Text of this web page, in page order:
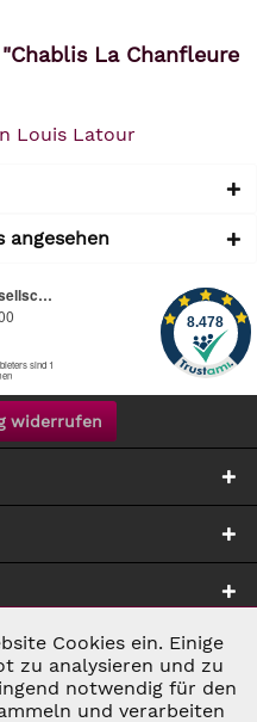
La Chanfleure
Louis Latour
angesehen
widerrufen
Aktiv
Inaktiv
Cookies ein. Einige
zu analysieren und zu
notwendig für den
und verarbeiten